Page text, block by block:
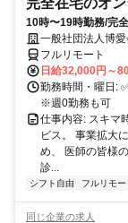
10時〜19時勤務/完
業務一般社団法人博
フルリモート
日給32,000円～
勤務時間・曜日:
※週0勤務も可
仕事内容: スキマ
ビス。 事業拡大
め、 医師の皆様
診...
シフト自由 フルリモー
同じ企業の求人